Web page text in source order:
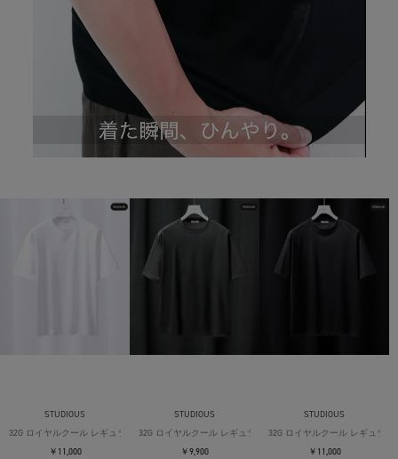
STUDIOUS
32G ロイヤルクール レギュラーTシャツ
￥11,000
STUDIOUS
32G ロイヤルクール レギュラーTシャツ
￥9,900
STUDIOUS
32G ロイヤルクール レギュラー
￥11,000